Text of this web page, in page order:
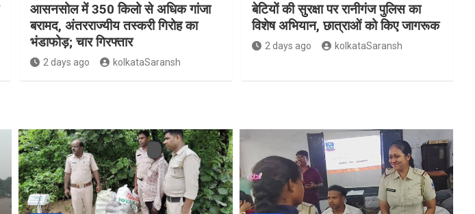
आसनसोल में 350 किलो से अधिक गांजा
बरामद, अंतरराज्यीय तस्करी गिरोह का
भंडाफोड़; चार गिरफ्तार
2 days ago kolkataSaransh
बेटियों की सुरक्षा पर रानीगंज पुलिस का
विशेष अभियान, छात्राओं को किए जागरूक
2 days ago kolkataSaransh